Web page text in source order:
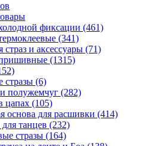
фиксации (461)
(341)
страз и аксессуары (71)
(1315)
стразы (6)
полужемчуг (282)
цапах (105)
основа для расшивки (414)
танцев (232)
стразы (164)